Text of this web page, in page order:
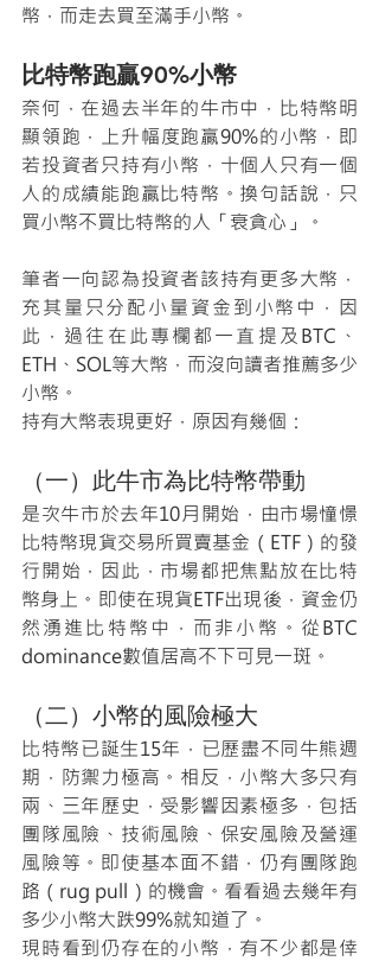
幣，而走去買至滿手小幣。
比特幣跑贏90%小幣
奈何，在過去半年的牛市中，比特幣明
顯領跑，上升幅度跑贏90%的小幣，即
若投資者只持有小幣，十個人只有一個
人的成績能跑贏比特幣。換句話說，只
買小幣不買比特幣的人「衰貪心」。
筆者一向認為投資者該持有更多大幣，
充其量只分配小量資金到小幣中，因
此，過往在此專欄都一直提及BTC、
ETH、SOL等大幣，而沒向讀者推薦多少
小幣。
持有大幣表現更好，原因有幾個：
（一）此牛市為比特幣帶動
是次牛市於去年10月開始，由市場憧憬
比特幣現貨交易所買賣基金（ETF）的發
行開始，因此，市場都把焦點放在比特
幣身上。即使在現貨ETF出現後，資金仍
然湧進比特幣中，而非小幣。從BTC
dominance數值居高不下可見一斑。
（二）小幣的風險極大
比特幣已誕生15年，已歷盡不同牛熊週
期，防禦力極高。相反，小幣大多只有
兩、三年歷史，受影響因素極多，包括
團隊風險、技術風險、保安風險及營運
風險等。即使基本面不錯，仍有團隊跑
路（rug pull）的機會。看看過去幾年有
多少小幣大跌99%就知道了。
現時看到仍存在的小幣，有不少都是倖